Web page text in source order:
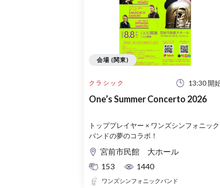
クラシック 13:30 開
One’s Summer Concerto 2026
トッププレイヤー × ワンズシンフォニック
バンドの夢のコラボ！
宮前市民館 大ホール
153
1440
ワンズシンフォニックバンド
会場 (関東)